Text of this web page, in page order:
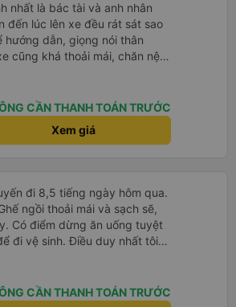
nhất là bác tài và anh nhân
dẫn, giọng nói thân
mình hầu hết là các cô bác
có một chút mùi người già
ban đầu dự kiến là Ngã 3
nhưng các anh hướng dẫn
nào dám chở đâu ( vì đây là
dân chơi cỏ kẹo ke...) Và
3 thành , nơi sáng sủa an
CẦN THANH TOÁN TRƯỚC
Xem giá
đi 8,5 tiếng ngày hôm qua.
ngồi thoải mái và sạch sẽ,
Có điểm dừng ăn uống tuyệt
đi vệ sinh. Điều duy nhất tôi
phép thanh toán bằng thẻ
CẦN THANH TOÁN TRƯỚC